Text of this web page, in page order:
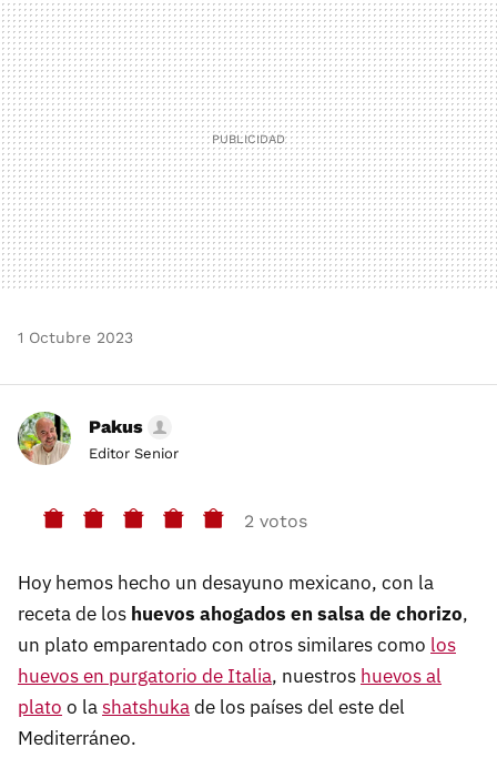
MAIL
1 Octubre 2023
Pakus
Editor Senior
2 votos
Hoy hemos hecho un desayuno mexicano, con la
receta de los huevos ahogados en salsa de chorizo,
un plato emparentado con otros similares como los
huevos en purgatorio de Italia, nuestros huevos al
plato o lashatshukade los países del este del
Mediterráneo.